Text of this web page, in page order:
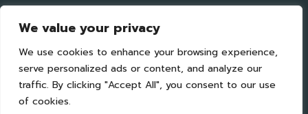
We value your privacy
We use cookies to enhance your browsing experience,
serve personalized ads or content, and analyze our
traffic. By clicking "Accept All", you consent to our use
of cookies.
+31 6 48 20 45 61
Plan een gesprek
LinkedIn
Instagram